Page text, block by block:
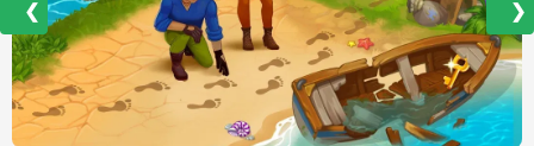
❮ ❯